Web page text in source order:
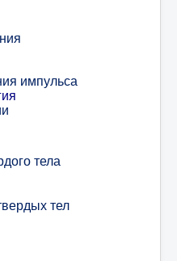
импульса
тела
тел